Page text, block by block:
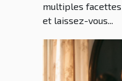
multiples
et laissez-vous...